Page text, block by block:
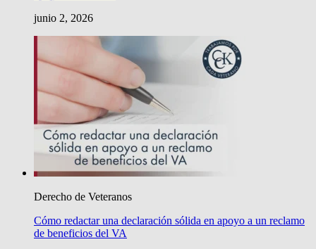
junio 2, 2026
Derecho de Veteranos
Cómo redactar una declaración sólida en apoyo a un reclamo
de beneficios del VA